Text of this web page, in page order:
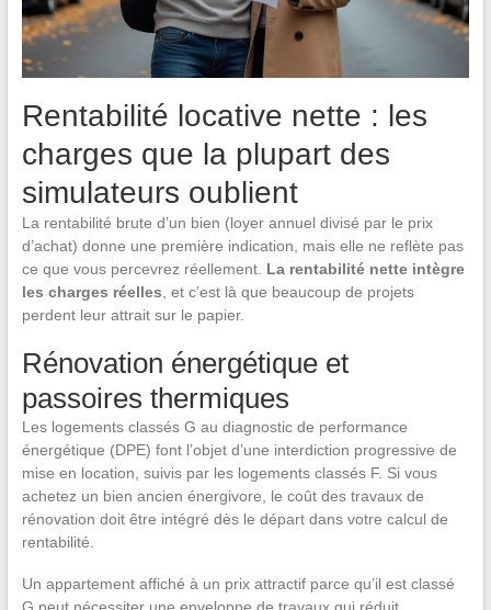
Rentabilité locative nette : les
charges que la plupart des
simulateurs oublient
La rentabilité brute d’un bien (loyer annuel divisé par le prix
d’achat) donne une première indication, mais elle ne reflète pas
ce que vous percevrez réellement. La rentabilité nette intègre
les charges réelles , et c’est là que beaucoup de projets
perdent leur attrait sur le papier.
Rénovation énergétique et
passoires thermiques
Les logements classés G au diagnostic de performance
énergétique (DPE) font l’objet d’une interdiction progressive de
mise en location, suivis par les logements classés F. Si vous
achetez un bien ancien énergivore, le coût des travaux de
rénovation doit être intégré dès le départ dans votre calcul de
rentabilité.
Un appartement affiché à un prix attractif parce qu’il est classé
G peut nécessiter une enveloppe de travaux qui réduit